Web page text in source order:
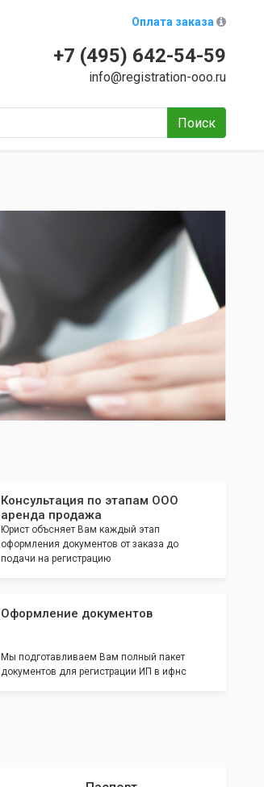
Оплата заказа
+7 (495) 642-54-59
info@registration-ooo.ru
Поиск
Консультация по этапам ООО
аренда продажа
Юрист объсняет Вам каждый этап
оформления документов от заказа до
подачи на регистрацию
Оформление документов
Мы подготавливаем Вам полный пакет
документов для регистрации ИП в ифнс